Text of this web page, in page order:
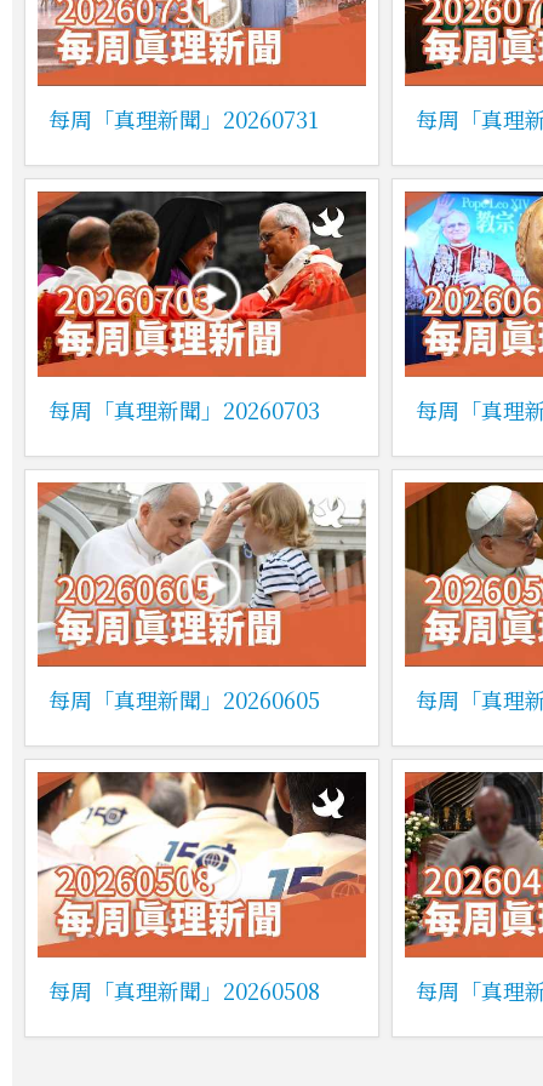
每周「真理新聞」20260731 每周「真理
每周「真理新聞」20260703 每周「真理
每周「真理新聞」20260605 每周「真理
每周「真理新聞」20260508 每周「真理